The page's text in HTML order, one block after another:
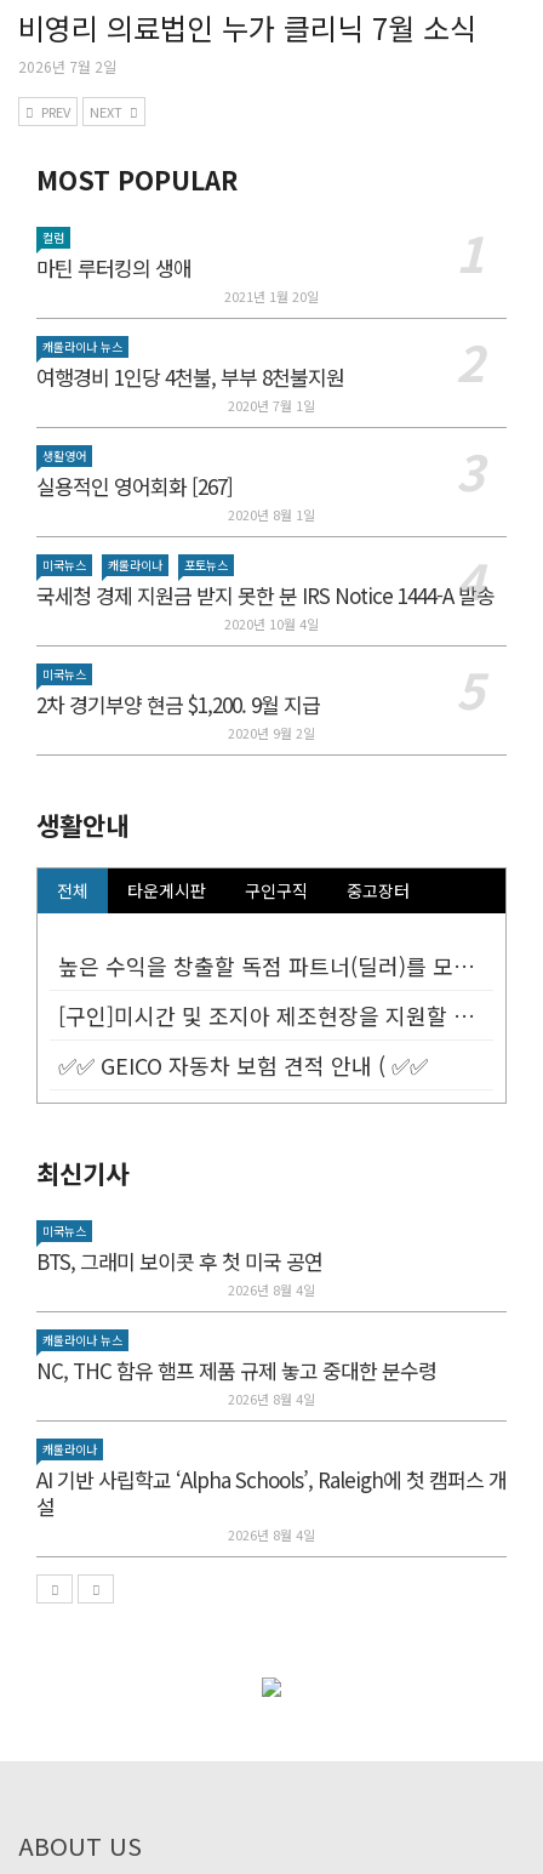
비영리 의료법인 누가 클리닉 7월 소식
2026년 7월 2일
PREV NEXT
MOST POPULAR
컬럼
마틴 루터킹의 생애
2021년 1월 20일
캐롤라이나 뉴스
여행경비 1인당 4천불, 부부 8천불지원
2020년 7월 1일
생활영어
실용적인 영어회화 [267]
2020년 8월 1일
미국뉴스 캐롤라이나 포토뉴스
국세청 경제 지원금 받지 못한 분 IRS Notice 1444-A 발송
2020년 10월 4일
미국뉴스
2차 경기부양 현금 $1,200. 9월 지급
2020년 9월 2일
생활안내
전체 타운게시판 구인구직 중고장터
높은 수익을 창출할 독점 파트너(딜러)를 모십니다.
[구인]미시간 및 조지아 제조현장을 지원할 Customer Service...
✅✅ GEICO 자동차 보험 견적 안내 ( ✅✅
최신기사
미국뉴스
BTS, 그래미 보이콧 후 첫 미국 공연
2026년 8월 4일
캐롤라이나 뉴스
NC, THC 함유 햄프 제품 규제 놓고 중대한 분수령
2026년 8월 4일
캐롤라이나
AI 기반 사립학교 ‘Alpha Schools’, Raleigh에 첫 캠퍼스 개
설
2026년 8월 4일
ABOUT US